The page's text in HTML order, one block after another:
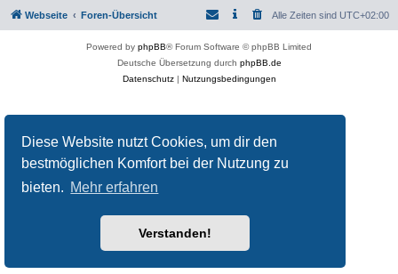
Diese Website nutzt Cookies, um dir den
bestmöglichen Komfort bei der Nutzung zu
bieten. Mehr erfahren
Verstanden!
Webseite Foren-Übersicht Alle Zeiten sind UTC+02:00
Powered by phpBB® Forum Software © phpBB Limited
Deutsche Übersetzung durch phpBB.de
Datenschutz| Nutzungsbedingungen